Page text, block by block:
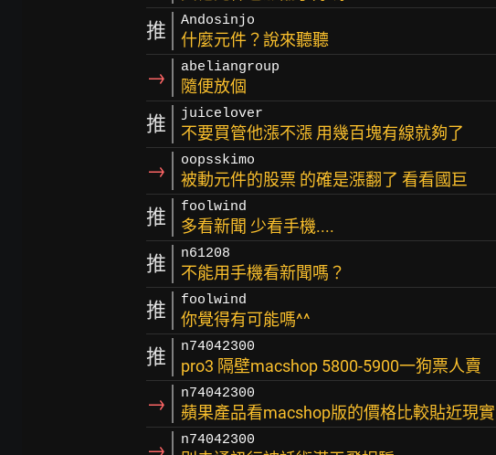
推 Andosinjo
什麼元件？說來聽聽
→ abeliangroup
隨便放個
推 juicelover
不要買管他漲不漲 用幾百塊有線就夠了
→ oopsskimo
被動元件的股票 的確是漲翻了 看看國巨
推 foolwind
多看新聞 少看手機....
推 n61208
不能用手機看新聞嗎？
推 foolwind
你覺得有可能嗎^^
推 n74042300
pro3 隔壁macshop 5800-5900一狗票人賣
→ n74042300
蘋果產品看macshop版的價格比較貼近現實
→ n74042300